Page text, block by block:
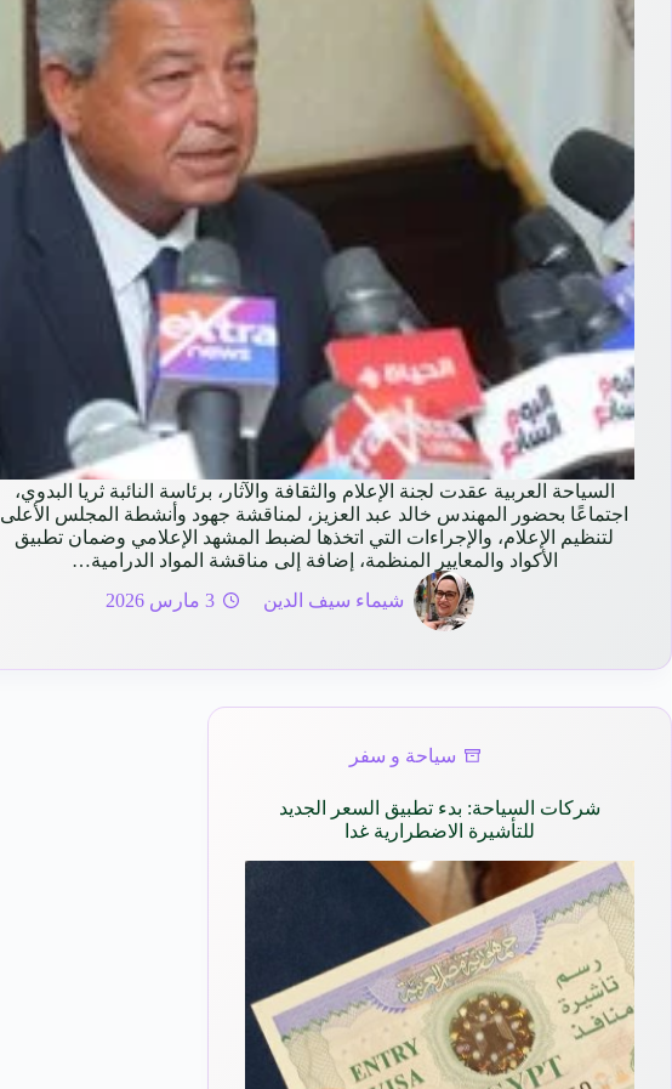
السياحة العربية عقدت لجنة الإعلام والثقافة والآثار، برئاسة النائبة ثريا البدوي،
اجتماعًا بحضور المهندس خالد عبد العزيز، لمناقشة جهود وأنشطة المجلس الأعلى
لتنظيم الإعلام، والإجراءات التي اتخذها لضبط المشهد الإعلامي وضمان تطبيق
الأكواد والمعايير المنظمة، إضافة إلى مناقشة المواد الدرامية…
شيماء سيف الدين
3 مارس 2026
سياحة و سفر
شركات السياحة: بدء تطبيق السعر الجديد
للتأشيرة الاضطرارية غدا